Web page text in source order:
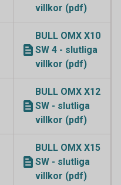
villkor (pdf)
BULL OMX X10
SW 4 - slutliga
villkor (pdf)
BULL OMX X12
SW - slutliga
villkor (pdf)
BULL OMX X15
SW - slutliga
villkor (pdf)